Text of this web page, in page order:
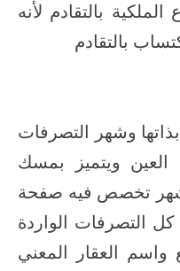
بالتقادم لأنه
بالتقادم
وشهر التصرفات
العين ويتميز بمسك
تخصص فيه صفحة
التصرفات الواردة
العقار المعني